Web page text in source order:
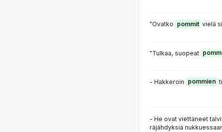
"Ovatko pommit vielä
"Tulkaa, suopeat
- Hakkeroin pommien
- He ovat viettäneet
räjähdyksiä